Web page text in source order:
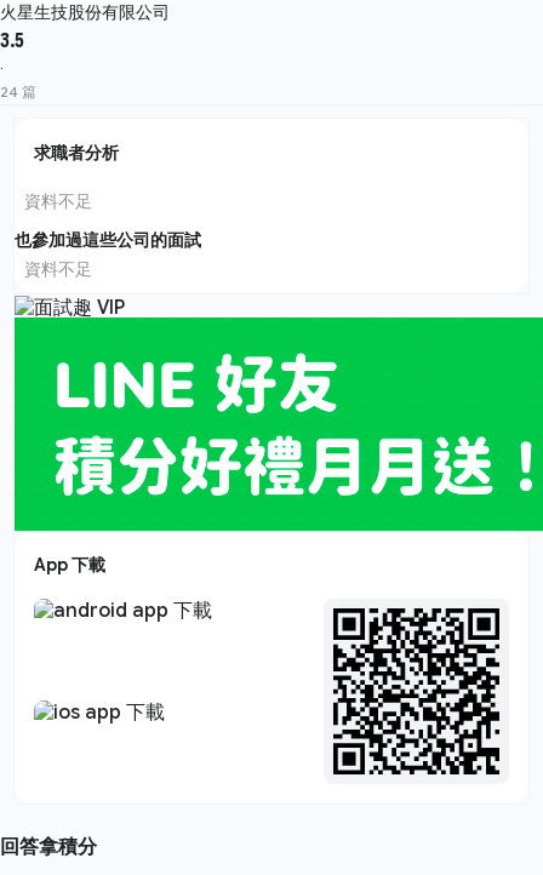
火星生技股份有限公司
3.5
·
24 篇
求職者分析
資料不足
也參加過這些公司的面試
資料不足
App 下載
回答拿積分